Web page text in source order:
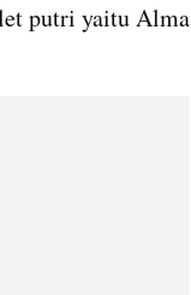
putri yaitu Alma